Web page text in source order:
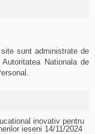
sunt administrate de
Nationala de
inovativ pentru
ieseni 14/11/2024